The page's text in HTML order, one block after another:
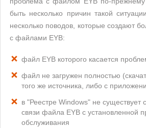
быть несколько причин такой
несколько поводов, которые создают
с файлами EYB:
файл EYB которого касается
файл не загружен полностью
того же источника, либо с
в "Реестре Windows" не существует
связи файла EYB с установленной
обслуживания